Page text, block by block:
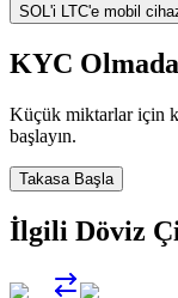
SOL'i LTC'e mobil
KYC
Küçük miktarlar için
başlayın.
Takasa Başla
İlgili Döviz